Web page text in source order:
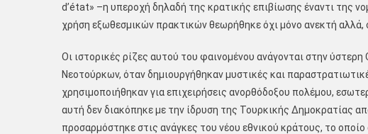
d’état» –η υπεροχή δηλαδή της κρατικής επιβίωσης έναντι της
χρήση εξωθεσμικών πρακτικών θεωρήθηκε όχι μόνο ανεκτή αλλά,
Οι ιστορικές ρίζες αυτού του φαινομένου ανάγονται στην
Νεοτούρκων, όταν δημιουργήθηκαν μυστικές και
χρησιμοποιήθηκαν για επιχειρήσεις ανορθόδοξου πολέμου,
αυτή δεν διακόπηκε με την ίδρυση της Τουρκικής Δημοκρατίας
προσαρμόστηκε στις ανάγκες του νέου εθνικού κράτους, το